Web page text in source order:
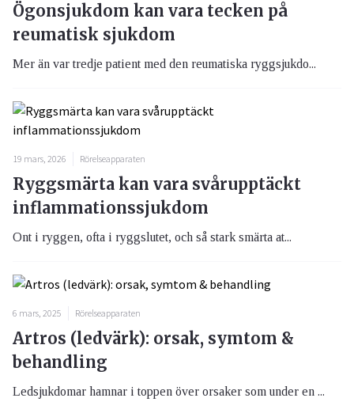
Ögonsjukdom kan vara tecken på
reumatisk sjukdom
Mer än var tredje patient med den reumatiska ryggsjukdo...
19 mars, 2026 Rörelseapparaten
Ryggsmärta kan vara svårupptäckt
inflammationssjukdom
Ont i ryggen, ofta i ryggslutet, och så stark smärta at...
6 mars, 2025 Rörelseapparaten
Artros (ledvärk): orsak, symtom &
behandling
Ledsjukdomar hamnar i toppen över orsaker som under en ...